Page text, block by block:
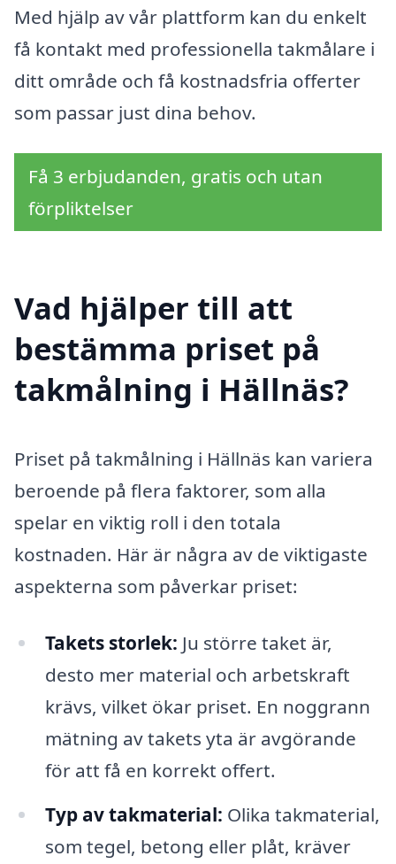
Med hjälp av vår plattform kan du enkelt
få kontakt med professionella takmålare i
ditt område och få kostnadsfria offerter
som passar just dina behov.
Få 3 erbjudanden, gratis och utan
förpliktelser
Vad hjälper till att
bestämma priset på
takmålning i Hällnäs?
Priset på takmålning i Hällnäs kan variera
beroende på flera faktorer, som alla
spelar en viktig roll i den totala
kostnaden. Här är några av de viktigaste
aspekterna som påverkar priset:
Takets storlek: Ju större taket är,
desto mer material och arbetskraft
krävs, vilket ökar priset. En noggrann
mätning av takets yta är avgörande
för att få en korrekt offert.
Typ av takmaterial: Olika takmaterial,
som tegel, betong eller plåt, kräver